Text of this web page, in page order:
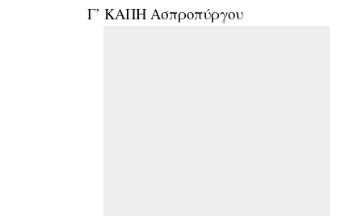
Γ’ ΚΑΠΗ Ασπροπύργου